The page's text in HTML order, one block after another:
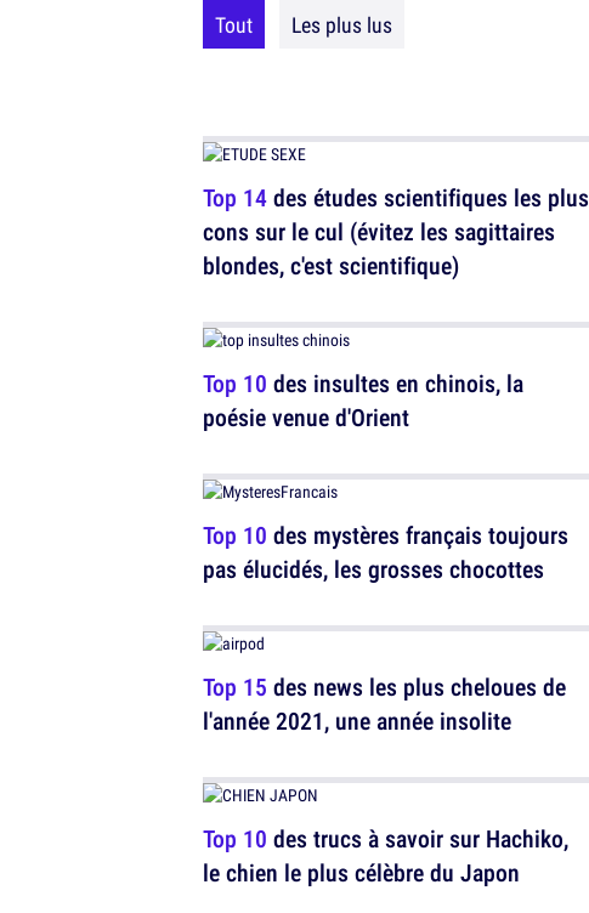
Tout Les plus lus
Top 14des études scientifiques les plus
cons sur le cul (évitez les sagittaires
blondes, c'est scientifique)
Top 10 des insultes en chinois, la
poésie venue d'Orient
Top 10 des mystères français toujours
pas élucidés, les grosses chocottes
Top 15 des news les plus cheloues de
l'année 2021, une année insolite
Top 10 des trucs à savoir sur Hachiko,
le chien le plus célèbre du Japon